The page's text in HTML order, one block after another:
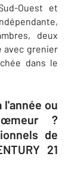
Ouest et
deux
avec grenier
dans le
ou
?
de
21